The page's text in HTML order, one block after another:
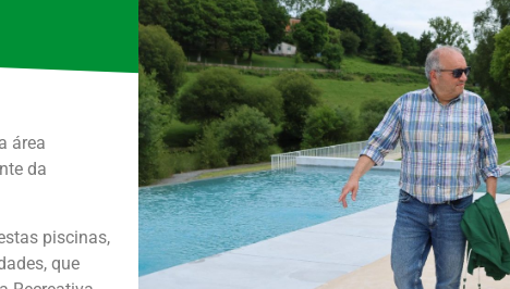
área
da
piscinas,
que